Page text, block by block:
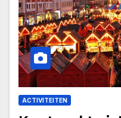
ACTIVITEITEN